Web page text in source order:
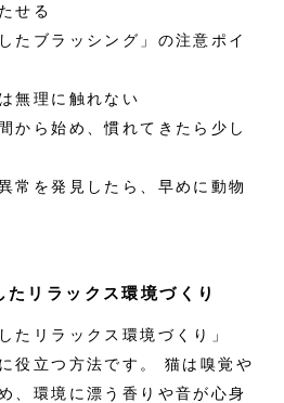
せる
たブラッシング」の注意ポイ
無理に触れない
から始め、慣れてきたら少し
常を発見したら、早めに動物
リラックス環境づくり
たリラックス環境づくり」
役立つ方法です。 猫は嗅覚や
、環境に漂う香りや音が心身